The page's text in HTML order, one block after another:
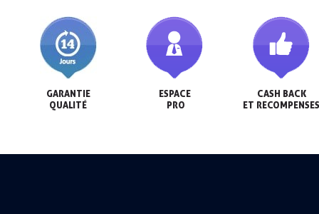
GARANTIE
QUALITÉ
ESPACE
PRO
CASH BACK
ET